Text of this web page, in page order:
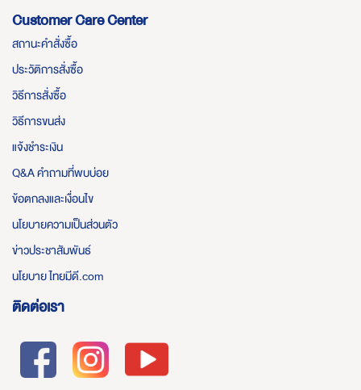
Customer Care Center
สถานะคำสั่งซื้อ
ประวัติการสั่งซื้อ
วิธีการสั่งซื้อ
วิธีการขนส่ง
แจ้งชำระเงิน
Q&A คำถามที่พบบ่อย
ข้อตกลงและเงื่อนไข
นโยบายความเป็นส่วนตัว
ข่าวประชาสัมพันธ์
นโยบาย ไทยมีดี.com
ติดต่อเรา